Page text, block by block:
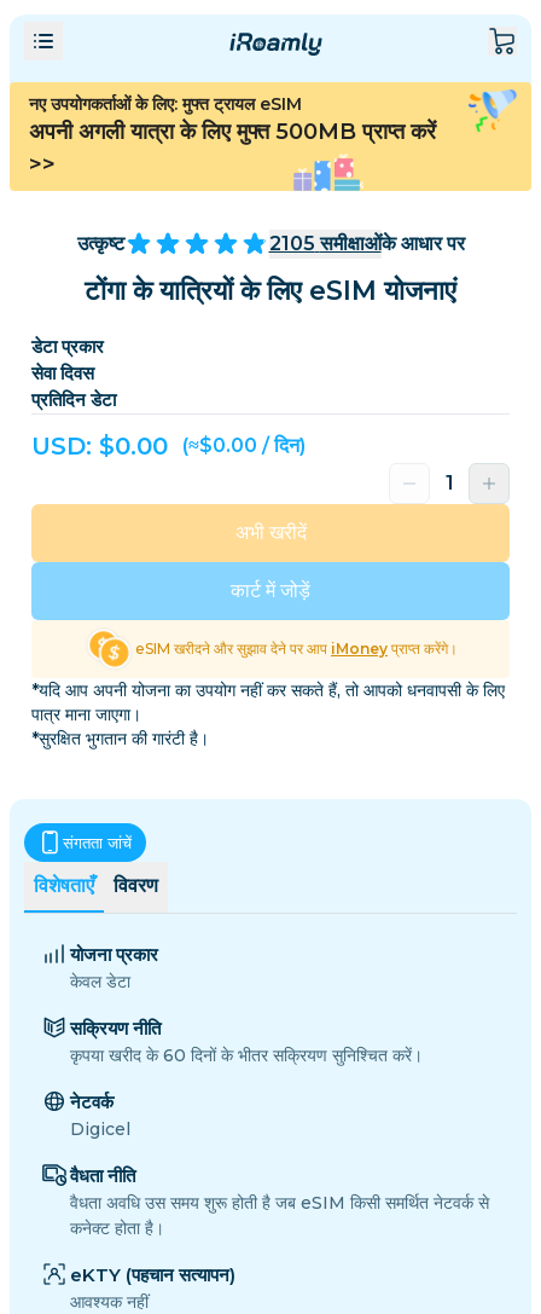
नए उपयोगकर्ताओं के लिए: मुफ्त ट्रायल eSIM
अपनी अगली यात्रा के लिए मुफ्त 500MB प्राप्त करें
>>
उत्कृष्ट 2105 समीक्षाओंके आधार पर
टोंगा के यात्रियों के लिए eSIM योजनाएं
डेटा प्रकार
सेवा दिवस
प्रतिदिन डेटा
USD: $0.00 (≈$0.00 / दिन)
कार्ट में जोड़ें
अभी खरीदें
eSIM खरीदने और सुझाव देने पर आप iMoney प्राप्त करेंगे।
*यदि आप अपनी योजना का उपयोग नहीं कर सकते हैं, तो आपको धनवापसी के लिए
पात्र माना जाएगा।
*सुरक्षित भुगतान की गारंटी है।
विशेषताएँ विवरण
संगतता जांचें
योजना प्रकार
केवल डेटा
सक्रियण नीति
कृपया खरीद के 60 दिनों के भीतर सक्रियण सुनिश्चित करें।
नेटवर्क
Digicel
वैधता नीति
वैधता अवधि उस समय शुरू होती है जब eSIM किसी समर्थित नेटवर्क से
कनेक्ट होता है।
eKTY (पहचान सत्यापन)
आवश्यक नहीं